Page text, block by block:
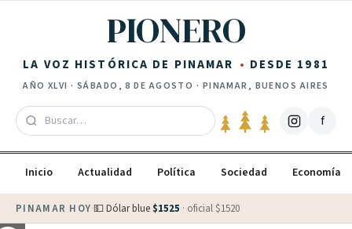
PIONERO
LA VOZ HISTÓRICA DE PINAMAR DESDE 1981
AÑO XLVI · SÁBADO, 8 DE AGOSTO · PINAMAR, BUENOS AIRES
f
Inicio Actualidad Política Sociedad Economía
PINAMAR HOY·💵 Dólar blue $1525 · oficial $1520